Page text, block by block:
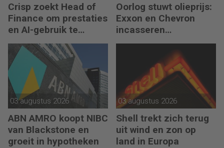
Crisp zoekt Head of
Finance om prestaties
en AI-gebruik te
versnellen
Oorlog stuwt olieprijs:
Exxon en Chevron
incasseren
miljardenwinsten
03 augustus 2026
ABN AMRO koopt NIBC
van Blackstone en
groeit in hypotheken
03 augustus 2026
Shell trekt zich terug
uit wind en zon op
land in Europa